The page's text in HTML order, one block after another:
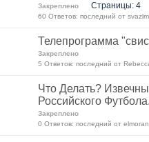
Закреплено Страницы: 4
60 Ответов: последний от
Телепрограмма
Закреплено
5 Ответов: последний от
Что Делать?
Российского Футбола.
Закреплено
0 Ответов: последний от